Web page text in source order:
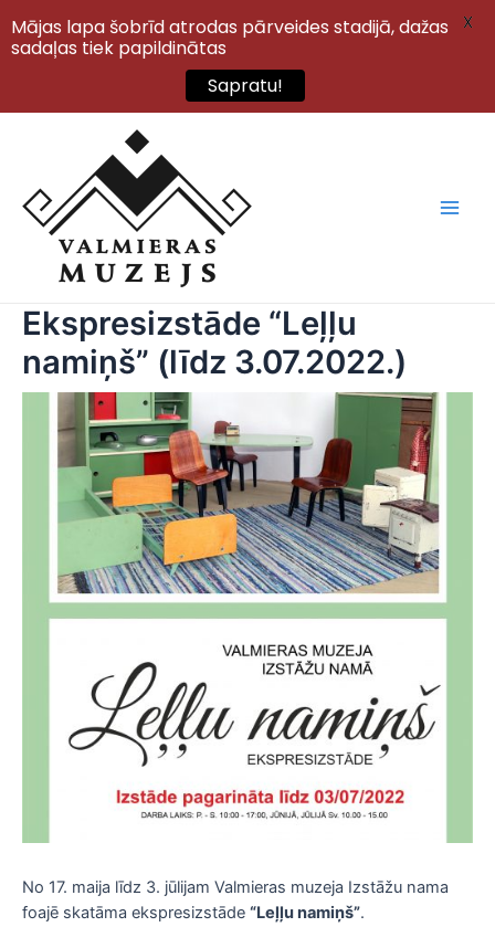
Ekspresizstāde “Leļļu
namiņš” (līdz 3.07.2022.)
No 17. maija līdz 3. jūlijam Valmieras muzeja Izstāžu nama
foajē skatāma ekspresizstāde “Leļļu namiņš”.
Mājas lapa šobrīd atrodas pārveides stadijā, dažas
sadaļas tiek papildinātas
Sapratu!
X